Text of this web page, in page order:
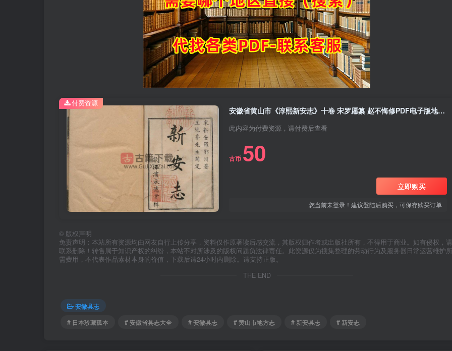
安徽省黄山市《淳熙新安志》十卷 宋罗愿纂 赵不悔修PDF电子版地方志下载
此内容为付费资源，请付费后查看
古币 50
立即购买
您当前未登录！建议登陆后购买，可保存购买订单
付费资源
© 版权声明
免责声明：本站所有资源均由网友自行上传分享，资料仅作原著读后感交流，其版权归作者或出版社所有，不得用于商业。如有侵权，请
联系删除！转售属于知识产权的纠纷，本站不对所涉及的版权问题负法律责任。此资源仅为搜集整理的劳动行为及服务器日常运营维护所
需费用，不代表作品素材本身的价值，下载后请24小时内删除。请支持正版。
THE END
安徽县志
# 日本珍藏孤本
# 安徽省县志大全 # 安徽县志 # 黄山市地方志 # 新安县志 # 新安志